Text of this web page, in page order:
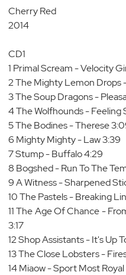
Cherry Red
2014
CD1
1 Primal Scream - Velocity
2 The Mighty Lemon Drops
3 The Soup Dragons -
4 The Wolfhounds - Feeling
5 The Bodines - Therese
6 Mighty Mighty - Law 3:39
7 Stump - Buffalo 4:29
8 Bogshed - Run To The
9 A Witness - Sharpened
10 The Pastels - Breaking
11 The Age Of Chance -
3:17
12 Shop Assistants - It's Up
13 The Close Lobsters -
14 Miaow - Sport Most